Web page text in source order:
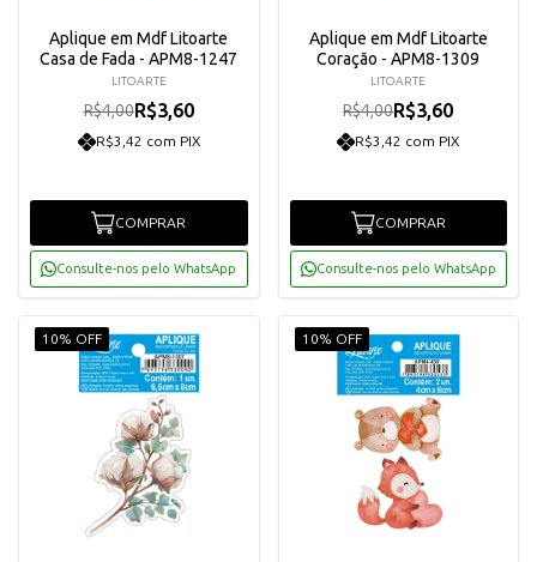
Aplique em Mdf Litoarte
Casa de Fada - APM8-1247
LITOARTE
R$4,00R$3,60
R$3,42 com PIX
COMPRAR
Consulte-nos pelo WhatsApp
Aplique em Mdf Litoarte
Coração - APM8-1309
LITOARTE
R$4,00R$3,60
R$3,42 com PIX
COMPRAR
Consulte-nos pelo WhatsApp
10% OFF 10% OFF